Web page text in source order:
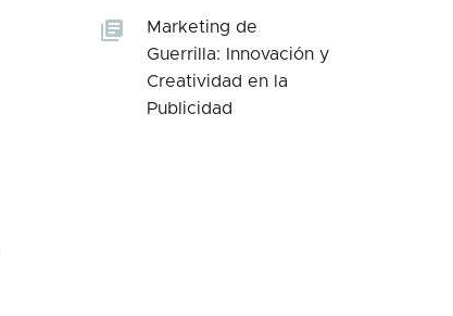
Marketing de
Guerrilla: Innovación y
Creatividad en la
Publicidad